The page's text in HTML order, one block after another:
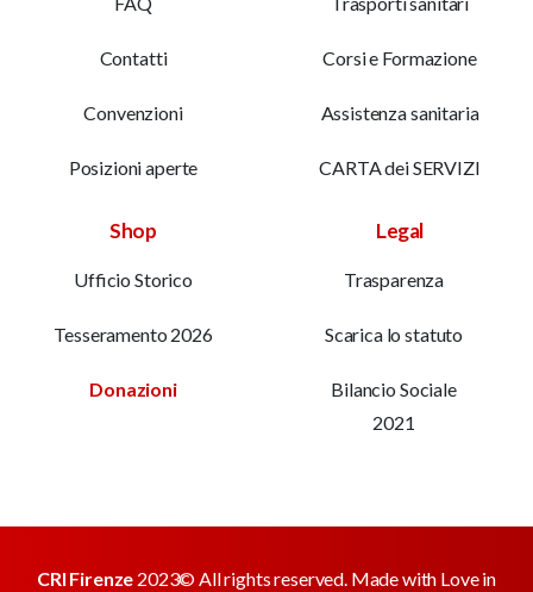
Contatti
Convenzioni
Posizioni aperte
Corsi e Formazione
Assistenza sanitaria
CARTA dei SERVIZI
Shop
Ufficio Storico
Tesseramento 2026
Donazioni
Legal
Trasparenza
Scarica lo statuto
Bilancio Sociale
2021
CRI Firenze 2023© All rights reserved. Made with Love in